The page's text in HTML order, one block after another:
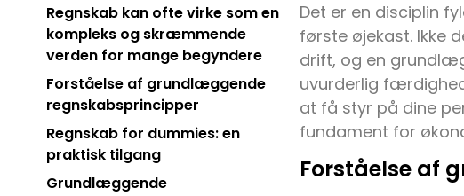
Regnskab kan ofte virke som en
kompleks og skræmmende
verden for mange begyndere
Forståelse af grundlæggende
regnskabsprincipper
Regnskab for dummies: en
praktisk tilgang
Grundlæggende
Det er en disciplin
første øjekast. Ikke
drift, og en
uvurderlig
at få styr på dine
fundament for
Forståelse af